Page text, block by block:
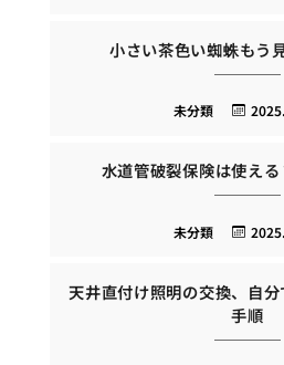
小さい茶色い蜘蛛もう
未分類
水道管破裂保険は使え
未分類
天井直付け照明の交換、自
手順